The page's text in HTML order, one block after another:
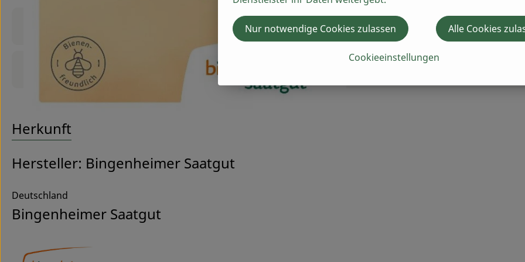
Produktdatenblatt
Herkunft
Hersteller: Bingenheimer Saatgut
Deutschland
Bingenheimer Saatgut
Cookieeinstellungen
Nur notwendige Cookies zulassen Alle Cookies